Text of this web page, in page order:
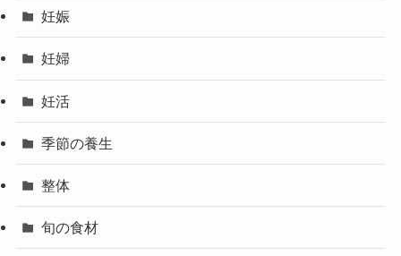
妊娠
妊婦
妊活
季節の養生
整体
旬の食材